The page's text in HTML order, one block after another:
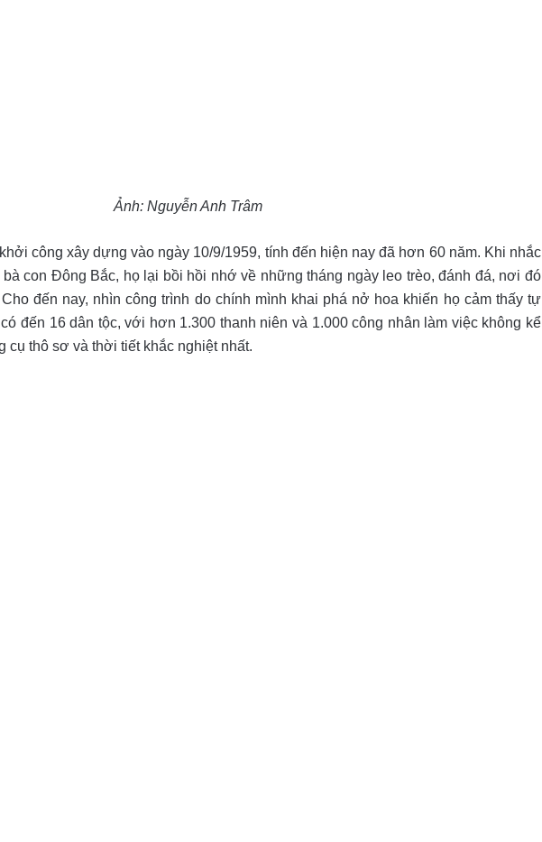
Ảnh: Nguyễn Anh Trâm
công xây dựng vào ngày 10/9/1959, tính đến hiện nay đã hơn 60 năm. Khi nhắc
con Đông Bắc, họ lại bồi hồi nhớ về những tháng ngày leo trèo, đánh đá, nơi đó
đến nay, nhìn công trình do chính mình khai phá nở hoa khiến họ cảm thấy tự
đến 16 dân tộc, với hơn 1.300 thanh niên và 1.000 công nhân làm việc không kể
cụ thô sơ và thời tiết khắc nghiệt nhất.